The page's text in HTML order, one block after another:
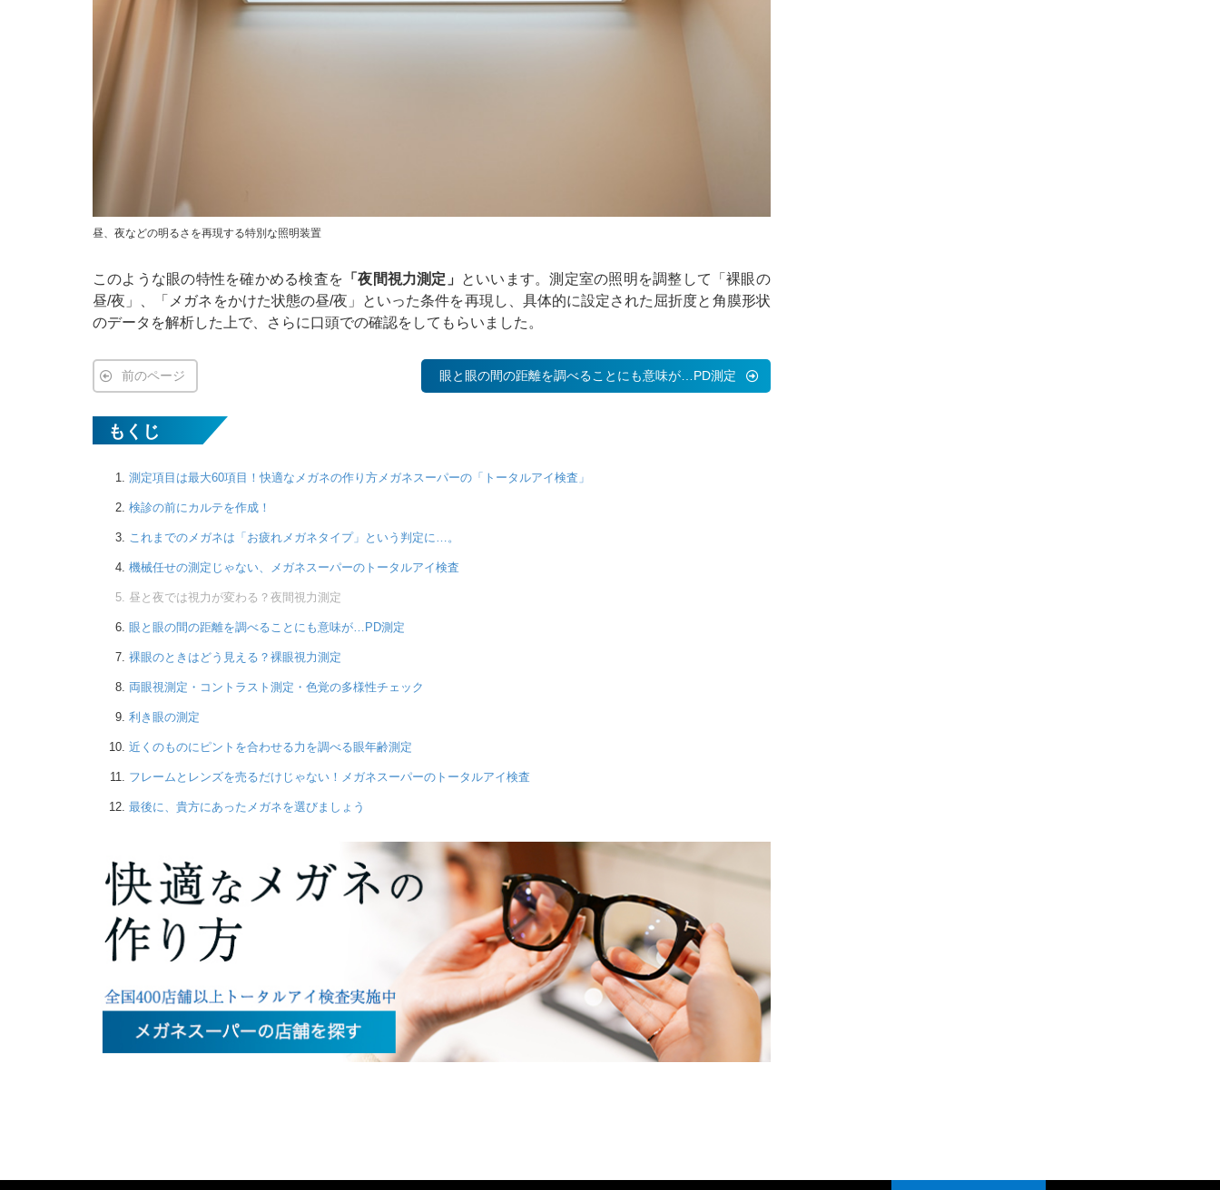
昼、夜などの明るさを再現する特別な照明装置
このような眼の特性を確かめる検査を 「夜間視力測定」
といいます。測定室の照明を調整して「裸眼の
昼/夜」、「メガネをかけた状態の昼/夜」といった条件を再現し、具体的に設定された屈折度と角膜形状
のデータを解析した上で、さらに口頭での確認をしてもらいました。
眼と眼の間の距離を調べることにも意味が…PD測定
前のページ
もくじ
測定項目は最大60項目！快適なメガネの作り方メガネスーパーの「トータルアイ検査」
検診の前にカルテを作成！
これまでのメガネは「お疲れメガネタイプ」という判定に…。
機械任せの測定じゃない、メガネスーパーのトータルアイ検査
昼と夜では視力が変わる？夜間視力測定
眼と眼の間の距離を調べることにも意味が…PD測定
裸眼のときはどう見える？裸眼視力測定
両眼視測定・コントラスト測定・色覚の多様性チェック
利き眼の測定
近くのものにピントを合わせる力を調べる眼年齢測定
フレームとレンズを売るだけじゃない！メガネスーパーのトータルアイ検査
最後に、貴方にあったメガネを選びましょう